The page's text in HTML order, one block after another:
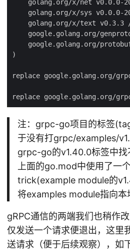
注：grpc-go项目的标签
于没有打grpc/examples/
grpc-go的v1.40.0标签中
上面的go.mod中使用了一
trick(example module的
将examples module指向本
gRPC通信的两端我们也稍作
仅发送一个请求便退出，这里
送请求（便于后续观察），如